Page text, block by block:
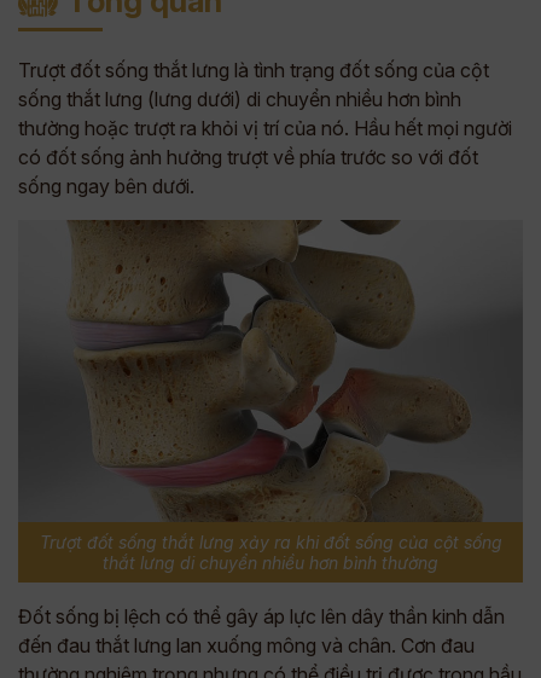
Trượt đốt sống thắt lưng là tình trạng đốt sống của cột
sống thắt lưng (lưng dưới) di chuyển nhiều hơn bình
thường hoặc trượt ra khỏi vị trí của nó. Hầu hết mọi người
có đốt sống ảnh hưởng trượt về phía trước so với đốt
sống ngay bên dưới.
Trượt đốt sống thắt lưng xảy ra khi đốt sống của cột sống
thắt lưng di chuyển nhiều hơn bình thường
Đốt sống bị lệch có thể gây áp lực lên dây thần kinh dẫn
đến đau thắt lưng lan xuống mông và chân. Cơn đau